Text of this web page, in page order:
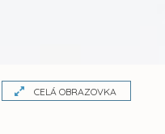
CELÁ OBRAZOVKA